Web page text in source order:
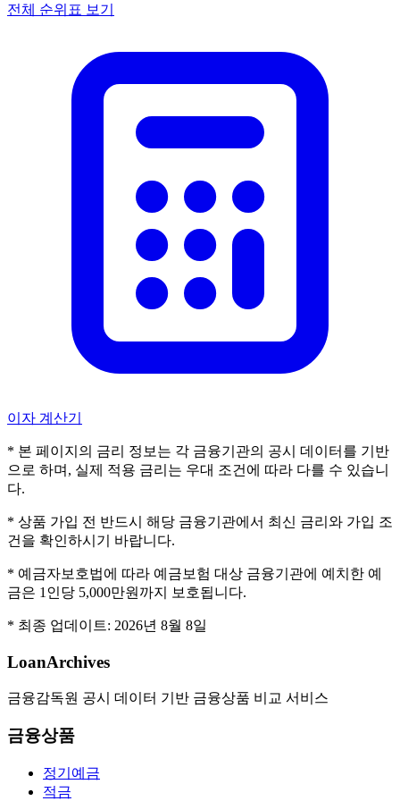
전체 순위표 보기
이자 계산기
* 본 페이지의 금리 정보는 각 금융기관의 공시 데이터를 기반
으로 하며, 실제 적용 금리는 우대 조건에 따라 다를 수 있습니
다.
* 상품 가입 전 반드시 해당 금융기관에서 최신 금리와 가입 조
건을 확인하시기 바랍니다.
* 예금자보호법에 따라 예금보험 대상 금융기관에 예치한 예
금은 1인당 5,000만원까지 보호됩니다.
* 최종 업데이트: 2026년 8월 8일
LoanArchives
금융감독원 공시 데이터 기반 금융상품 비교 서비스
금융상품
정기예금
적금